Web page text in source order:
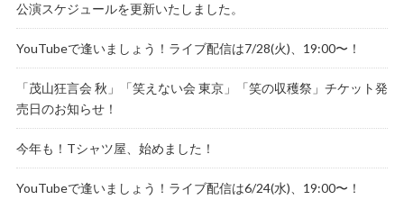
公演スケジュールを更新いたしました。
YouTubeで逢いましょう！ライブ配信は7/28(火)、19:00〜！
「茂山狂言会 秋」「笑えない会 東京」「笑の収穫祭」チケット発
売日のお知らせ！
今年も！Tシャツ屋、始めました！
YouTubeで逢いましょう！ライブ配信は6/24(水)、19:00〜！